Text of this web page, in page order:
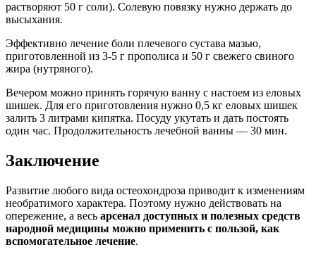
растворяют 50 г соли). Солевую повязку нужно держать до
высыхания.
Эффективно лечение боли плечевого сустава мазью,
приготовленной из 3-5 г прополиса и 50 г свежего свиного
жира (нутряного).
Вечером можно принять горячую ванну с настоем из еловых
шишек. Для его приготовления нужно 0,5 кг еловых шишек
залить 3 литрами кипятка. Посуду укутать и дать постоять
один час. Продолжительность лечебной ванны — 30 мин.
Заключение
Развитие любого вида остеохондроза приводит к изменениям
необратимого характера. Поэтому нужно действовать на
опережение, а весь арсенал доступных и полезных средств
народной медицины можно применить с пользой, как
вспомогательное лечение.